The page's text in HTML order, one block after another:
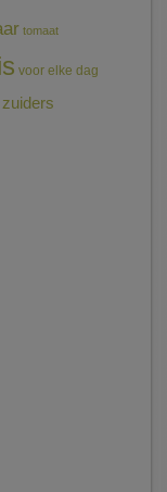
tomaat
voor elke dag
zuiders